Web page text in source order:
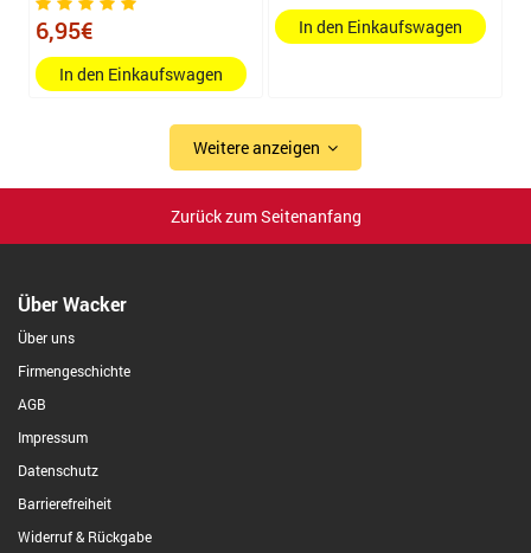
6,95€
In den Einkaufswagen
In den Einkaufswagen
Weitere anzeigen
Zurück zum Seitenanfang
Über Wacker
Über uns
Firmengeschichte
AGB
Impressum
Datenschutz
Barrierefreiheit
Widerruf & Rückgabe